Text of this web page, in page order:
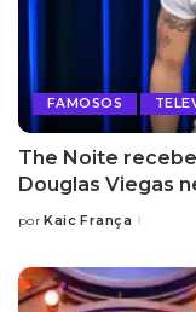
FAMOSOS
The Noite
Douglas Viegas
Posted
por Kaic França